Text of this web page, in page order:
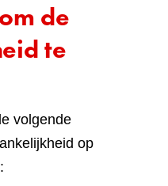
de
te
volgende
op